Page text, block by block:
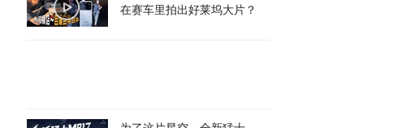
在赛车里拍出好莱坞大片？